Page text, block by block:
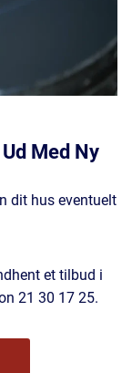
Med Ny
dit hus eventuelt
et tilbud i
21 30 17 25.